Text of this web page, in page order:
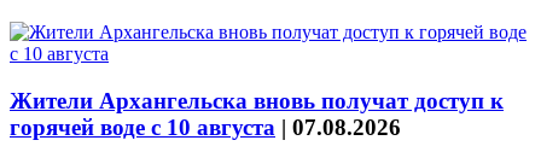
Жители Архангельска вновь получат доступ к
горячей воде с 10 августа | 07.08.2026